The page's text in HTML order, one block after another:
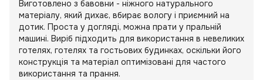
Виготовлено з бавовни - ніжного натурального
матеріалу, який дихає, вбирає вологу і приємний на
дотик. Проста у догляді, можна прати у пральній
машині. Виріб підходить для використання в невеликих
готелях, готелях та гостьових будинках, оскільки його
конструкція та матеріал оптимізовані для частого
використання та прання.